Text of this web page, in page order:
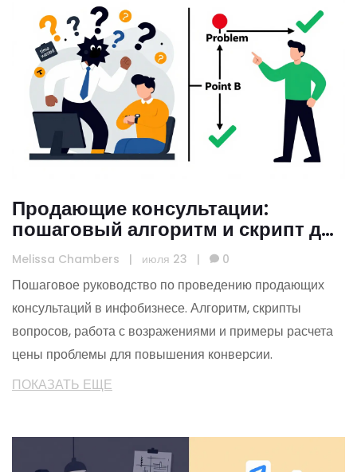
Продающие консультации:
пошаговый алгоритм и скрипт для
инфобизнеса
Melissa Chambers | июля 23 | 0
Пошаговое руководство по проведению продающих
консультаций в инфобизнесе. Алгоритм, скрипты
вопросов, работа с возражениями и примеры расчета
цены проблемы для повышения конверсии.
ПОКАЗАТЬ ЕЩЕ